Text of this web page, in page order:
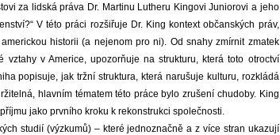
za lidská práva Dr. Martinu Lutheru Kingovi Juniorovi a jeho
V této práci rozšiřuje Dr. King kontext občanských práv,
historii (a nejenom pro ni). Od snahy zmírnit zmatek
v Americe, upozorňuje na strukturu, která toto otroctví
popisuje, jak tržní struktura, která narušuje kulturu, rozkládá
hlavním tématem této práce bylo zrušení chudoby. King
jako prvního kroku k rekonstrukci společnosti.
studií (výzkumů) – které jednoznačně a z více stran ukazují